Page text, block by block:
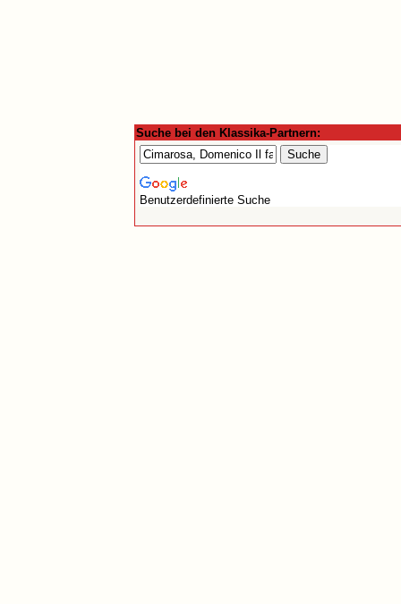
Suche bei den Klassika-Partnern:
Benutzerdefinierte Suche